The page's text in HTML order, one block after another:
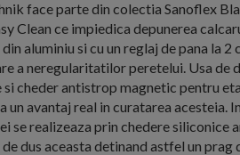
face parte din colectia Sanoflex
Clean ce impiedica depunerea
aluminiu si cu un reglaj de pana la 2
a neregularitatilor peretelui. Usa de
cheder antistrop magnetic pentru
un avantaj real in curatarea acesteia.
se realizeaza prin chedere
dus aceasta detinand astfel un